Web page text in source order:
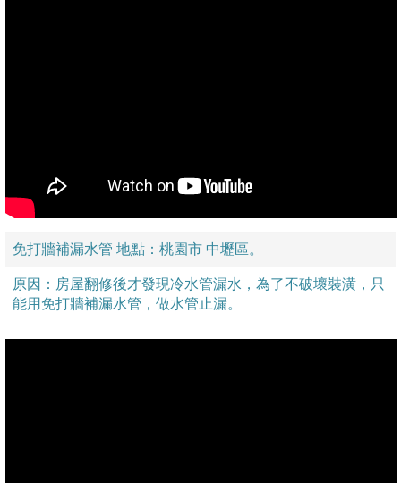
免打牆補漏水管 地點：桃園市 中壢區。
原因：房屋翻修後才發現冷水管漏水，為了不破壞裝潢，只
能用免打牆補漏水管，做水管止漏。